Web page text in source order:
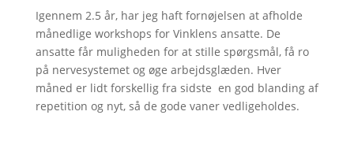
Igennem 2.5 år, har jeg haft fornøjelsen at afholde
månedlige workshops for Vinklens ansatte. De
ansatte får muligheden for at stille spørgsmål, få ro
på nervesystemet og øge arbejdsglæden. Hver
måned er lidt forskellig fra sidste  en god blanding af
repetition og nyt, så de gode vaner vedligeholdes.